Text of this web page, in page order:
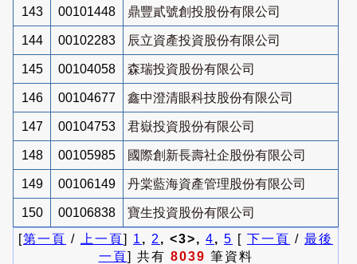
143 00101448 鼎豐貳號創投股份有限公司
144 00102283 辰立資產投資股份有限公司
145 00104058 森瑞投資股份有限公司
146 00104677 鑫中澄清眼科技股份有限公司
147 00104753 君嶽投資股份有限公司
148 00105985 國際創新長壽社企股份有限公司
149 00106149 丹棠藍海資產管理股份有限公司
150 00106838
寶生投資股份有限公司
[第一頁 / 上一頁] 1 , 2 , <3>, 4, 5 [ 下一頁 / 最後
一頁] 共有 8039 筆資料